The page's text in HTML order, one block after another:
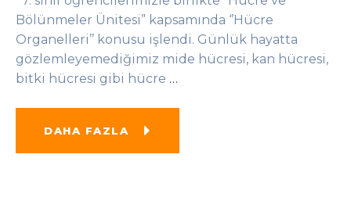
Bölünmeler Ünitesi” kapsamında ‘’Hücre
Organelleri’’ konusu işlendi. Günlük hayatta
gözlemleyemediğimiz mide hücresi, kan hücresi,
bitki hücresi gibi hücre …
DAHA FAZLA